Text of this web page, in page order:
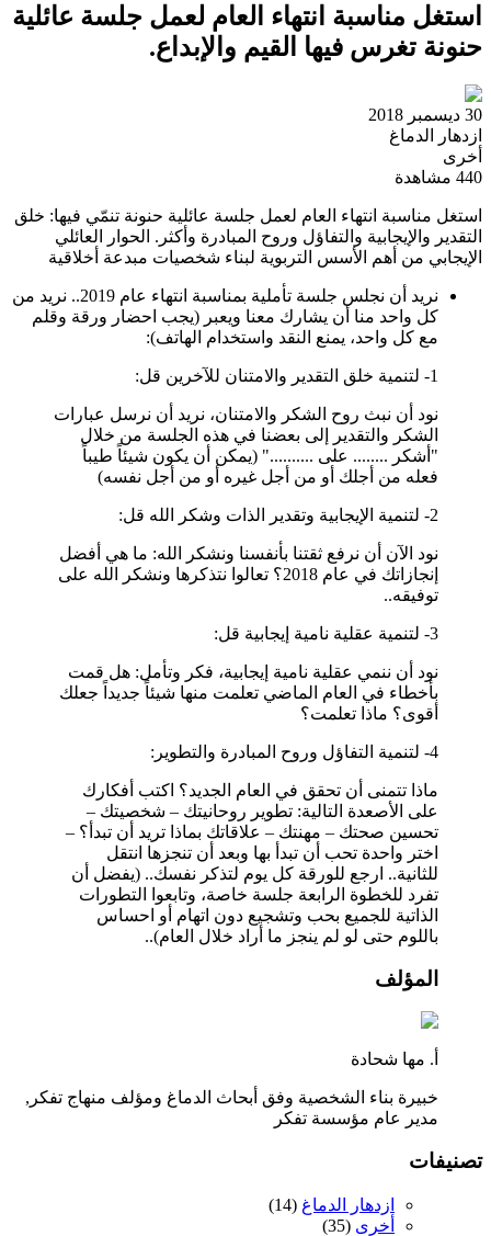
استغل مناسبة انتهاء العام لعمل جلسة عائلية
حنونة تغرس فيها القيم والإبداع.
30 ديسمبر 2018
ازدهار الدماغ
أخرى
440 مشاهدة
استغل مناسبة انتهاء العام لعمل جلسة عائلية حنونة تنمّي فيها: خلق
التقدير والإيجابية والتفاؤل وروح المبادرة وأكثر. الحوار العائلي
الإيجابي من أهم الأسس التربوية لبناء شخصيات مبدعة أخلاقية
نريد أن نجلس جلسة تأملية بمناسبة انتهاء عام 2019.. نريد من
كل واحد منا أن يشارك معنا ويعبر (يجب احضار ورقة وقلم
مع كل واحد، يمنع النقد واستخدام الهاتف):
1- لتنمية خلق التقدير والامتنان للآخرين قل:
نود أن نبث روح الشكر والامتنان، نريد أن نرسل عبارات
الشكر والتقدير إلى بعضنا في هذه الجلسة من خلال
"أشكر ........ على .........." (يمكن أن يكون شيئاً طيباً
فعله من أجلك أو من أجل غيره أو من أجل نفسه)
2- لتنمية الإيجابية وتقدير الذات وشكر الله قل:
نود الآن أن نرفع ثقتنا بأنفسنا ونشكر الله: ما هي أفضل
إنجازاتك في عام 2018؟ تعالوا نتذكرها ونشكر الله على
توفيقه..
3- لتنمية عقلية نامية إيجابية قل:
نود أن ننمي عقلية نامية إيجابية، فكر وتأمل: هل قمت
بأخطاء في العام الماضي تعلمت منها شيئاً جديداً جعلك
أقوى؟ ماذا تعلمت؟
4- لتنمية التفاؤل وروح المبادرة والتطوير:
ماذا تتمنى أن تحقق في العام الجديد؟ اكتب أفكارك
على الأصعدة التالية: تطوير روحانيتك – شخصيتك –
تحسين صحتك – مهنتك – علاقاتك بماذا تريد أن تبدأ؟ –
اختر واحدة تحب أن تبدأ بها وبعد أن تنجزها انتقل
للثانية.. ارجع للورقة كل يوم لتذكر نفسك.. (يفضل أن
تفرد للخطوة الرابعة جلسة خاصة، وتابعوا التطورات
الذاتية للجميع بحب وتشجيع دون اتهام أو احساس
باللوم حتى لو لم ينجز ما أراد خلال العام)..
المؤلف
أ. مها شحادة
خبيرة بناء الشخصية وفق أبحاث الدماغ ومؤلف منهاج تفكر,
مدير عام مؤسسة تفكر
تصنيفات
ازدهار الدماغ (
14
)
أخرى (
35
)